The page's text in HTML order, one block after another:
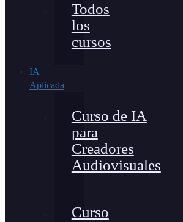
Todos
los
cursos
IA
Aplicada
Curso de IA
para
Creadores
Audiovisuales
Curso